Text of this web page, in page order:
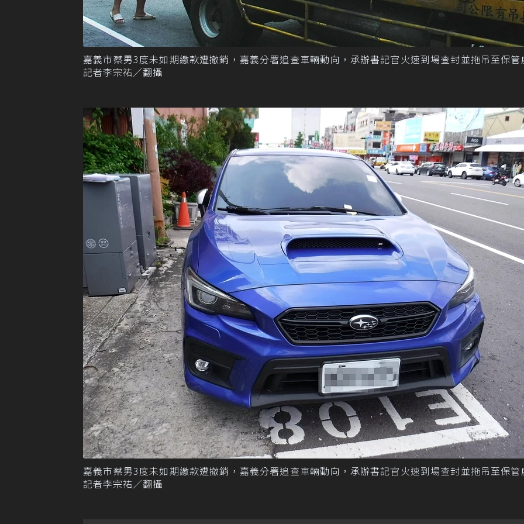
嘉義市蔡男3度未如期繳款遭撤銷，嘉義分署追查車輛動向，承辦書記官火速到場查封並拖吊至保管
記者李宗祐／翻攝
嘉義市蔡男3度未如期繳款遭撤銷，嘉義分署追查車輛動向，承辦書記官火速到場查封並拖吊至保管
記者李宗祐／翻攝